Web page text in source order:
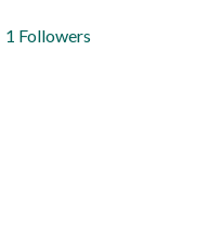
1 Followers